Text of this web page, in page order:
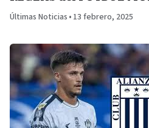
Últimas Noticias • 13 febrero, 2025